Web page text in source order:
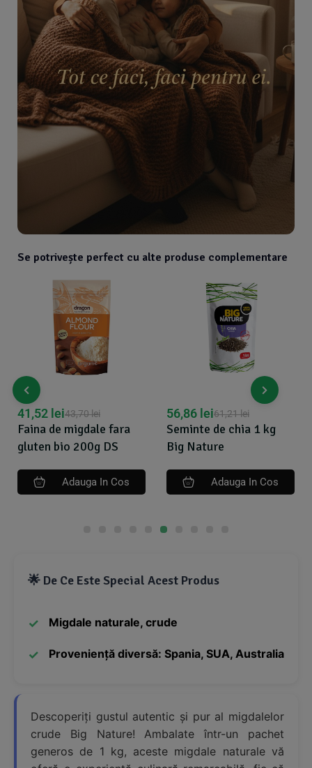
Se potrivește perfect cu alte produse complementare
Faina de migdale fara
gluten bio 200g DS
43,70lei
41,52lei
Adauga In Cos
Seminte de chia 1 kg
Big Nature
61,21lei
56,86lei
Adauga In Cos
🌟 De Ce Este Special Acest Produs
Migdale naturale, crude
Proveniență diversă: Spania, SUA, Australia
Descoperiți gustul autentic și pur al migdalelor
crude Big Nature! Ambalate într-un pachet
generos de 1 kg, aceste migdale naturale vă